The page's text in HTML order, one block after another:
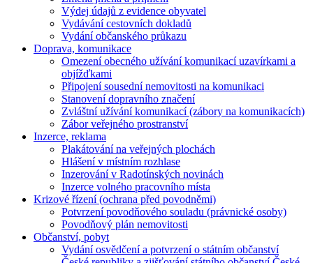
Výdej údajů z evidence obyvatel
Vydávání cestovních dokladů
Vydání občanského průkazu
Doprava, komunikace
Omezení obecného užívání komunikací uzavírkami a
objížďkami
Připojení sousední nemovitosti na komunikaci
Stanovení dopravního značení
Zvláštní užívání komunikací (zábory na komunikacích)
Zábor veřejného prostranství
Inzerce, reklama
Plakátování na veřejných plochách
Hlášení v místním rozhlase
Inzerování v Radotínských novinách
Inzerce volného pracovního místa
Krizové řízení (ochrana před povodněmi)
Potvrzení povodňového souladu (právnické osoby)
Povodňový plán nemovitosti
Občanství, pobyt
Vydání osvědčení a potvrzení o státním občanství